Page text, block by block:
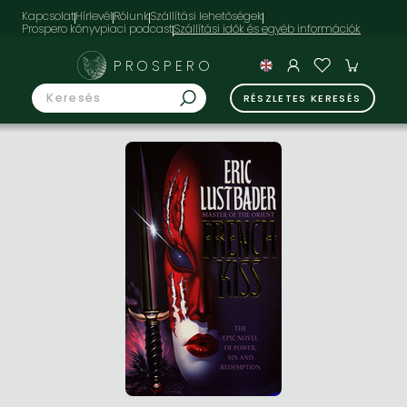
KapcsolatHírlevélRólunkSzállítási lehetőségek
Prospero könyvpiaci podcast
PROSPERO
RÉSZLETES KERESÉS